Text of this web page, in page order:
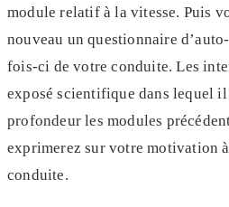
module relatif à la vitesse. Puis
nouveau un questionnaire
fois-ci de votre conduite. Les
exposé scientifique dans lequel
profondeur les modules
exprimerez sur votre motivation
conduite.